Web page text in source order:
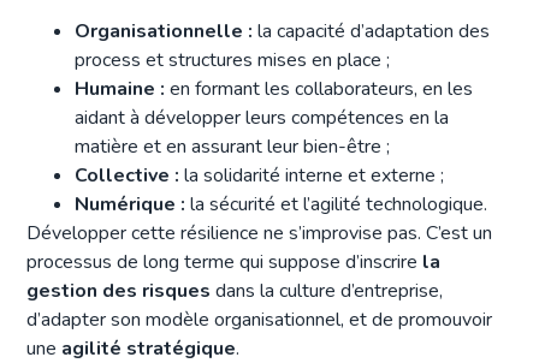
Organisationnelle : la capacité d’adaptation des
process et structures mises en place ;
Humaine : en formant les collaborateurs, en les
aidant à développer leurs compétences en la
matière et en assurant leur bien-être ;
Collective : la solidarité interne et externe ;
Numérique : la sécurité et l’agilité technologique.
Développer cette résilience ne s’improvise pas. C’est un
processus de long terme qui suppose d’inscrire la
gestion des risquesdans la culture d’entreprise,
d’adapter son modèle organisationnel, et de promouvoir
une agilité stratégique.